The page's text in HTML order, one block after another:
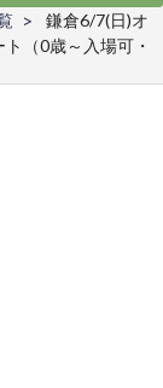
鎌倉6/7(日)オ
（0歳～入場可・